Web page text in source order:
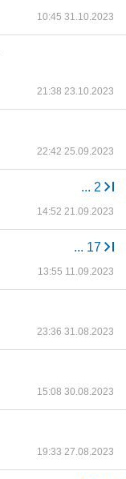
10:45 31.10.2023
21:38 23.10.2023
22:42 25.09.2023
... 2
14:52 21.09.2023
... 17
13:55 11.09.2023
23:36 31.08.2023
15:08 30.08.2023
19:33 27.08.2023